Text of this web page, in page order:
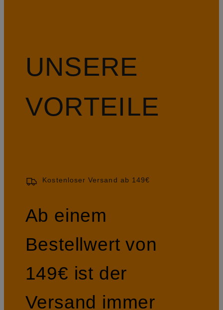
UNSERE
VORTEILE
Kostenloser Versand ab 149€
Ab einem
Bestellwert von
149€ ist der
Versand immer